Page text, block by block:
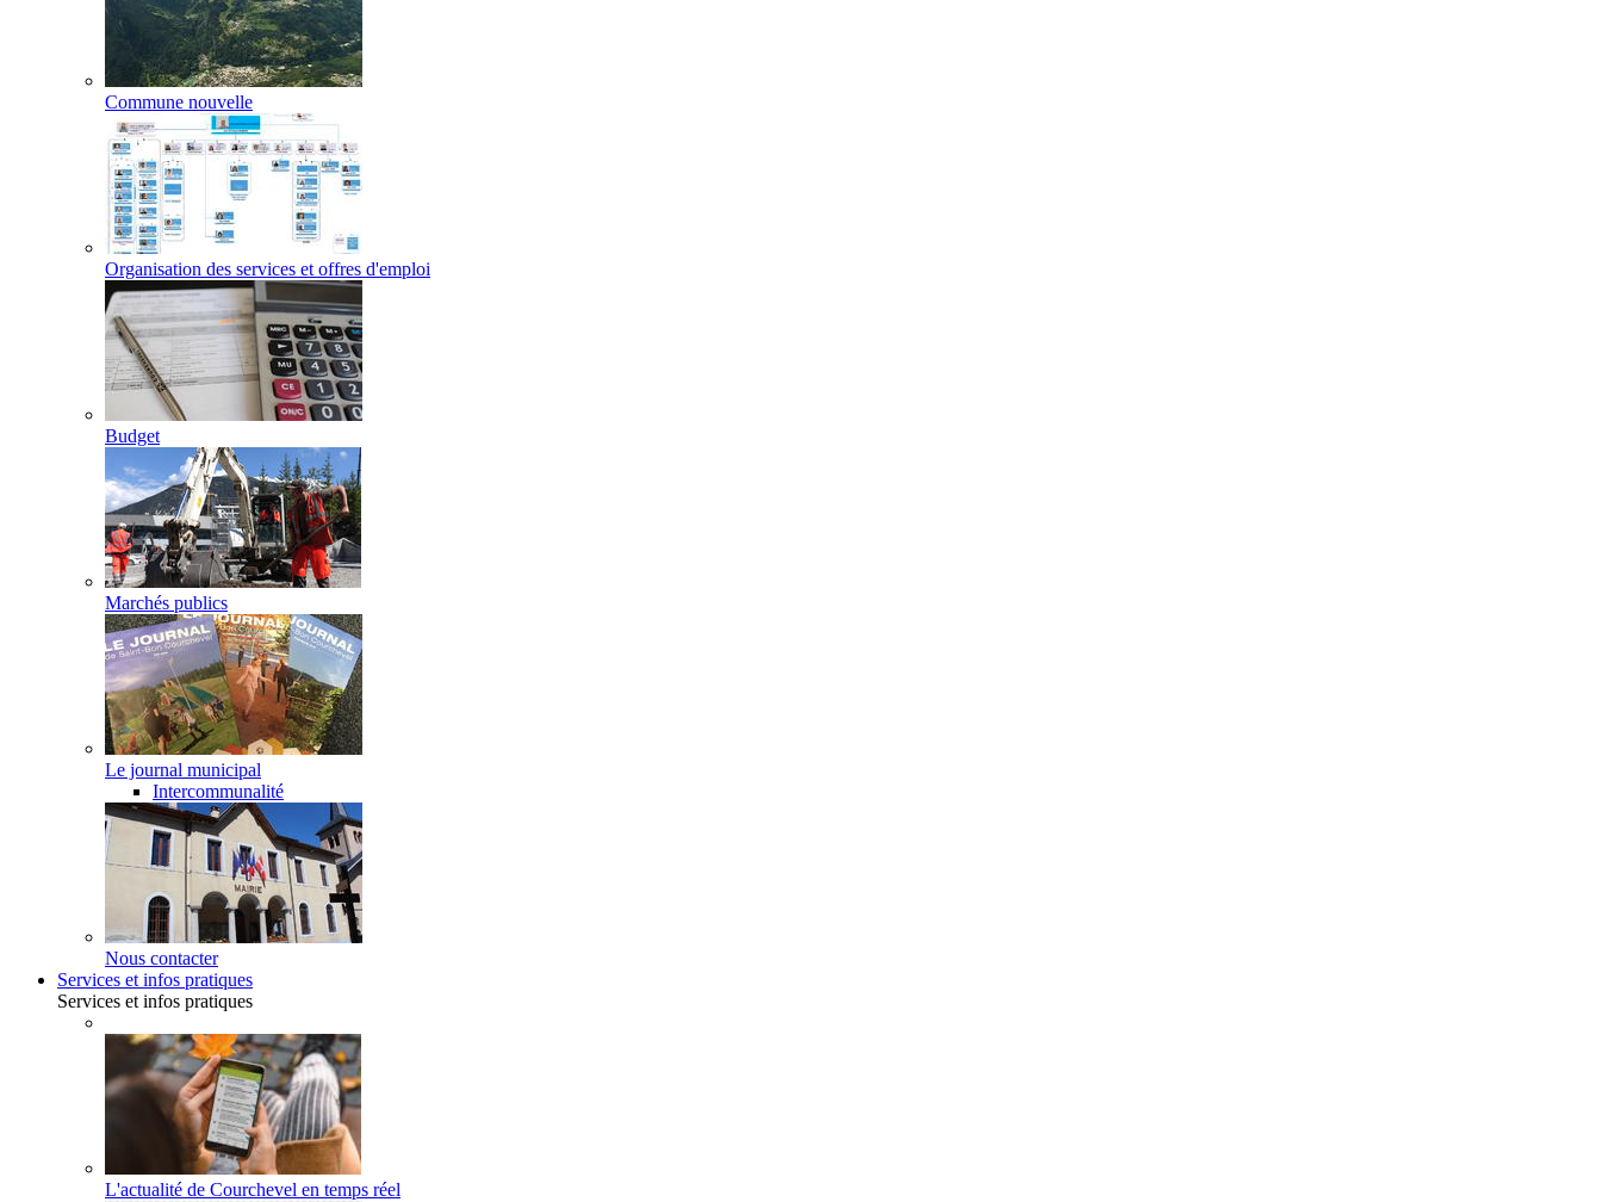
Commune nouvelle
Organisation des services et offres d'emploi
Budget
Marchés publics
Le journal municipal
Intercommunalité
Nous contacter
Services et infos pratiques
Services et infos pratiques
L'actualité de Courchevel en temps réel